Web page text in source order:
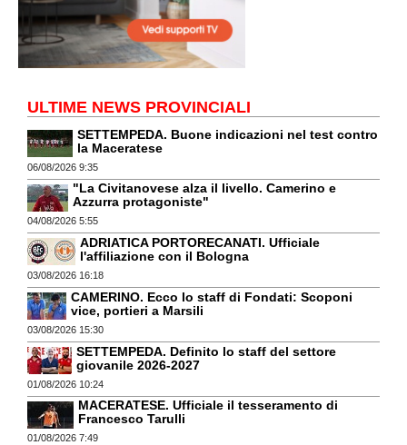
ULTIME NEWS PROVINCIALI
SETTEMPEDA. Buone indicazioni nel test contro
la Maceratese
06/08/2026 9:35
"La Civitanovese alza il livello. Camerino e
Azzurra protagoniste"
04/08/2026 5:55
ADRIATICA PORTORECANATI. Ufficiale
l'affiliazione con il Bologna
03/08/2026 16:18
CAMERINO. Ecco lo staff di Fondati: Scoponi
vice, portieri a Marsili
03/08/2026 15:30
SETTEMPEDA. Definito lo staff del settore
giovanile 2026-2027
01/08/2026 10:24
MACERATESE. Ufficiale il tesseramento di
Francesco Tarulli
01/08/2026 7:49